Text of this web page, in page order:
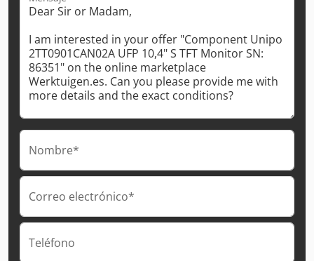
Nombre*
Correo electrónico*
Teléfono